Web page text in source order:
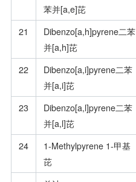
苯并[a,e]芘
21
Dibenzo[a,h]pyrene二苯
并[a,h]芘
22
Dibenzo[a,i]pyrene二苯
并[a,i]芘
23
Dibenzo[a,l]pyrene二苯
并[a,l]芘
24
1-Methylpyrene 1-甲基
芘